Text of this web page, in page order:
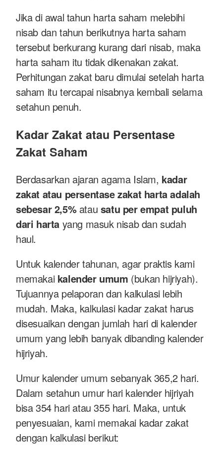
Jika di awal tahun harta saham melebihi
nisab dan tahun berikutnya harta saham
tersebut berkurang kurang dari nisab, maka
harta saham itu tidak dikenakan zakat.
Perhitungan zakat baru dimulai setelah harta
saham itu tercapai nisabnya kembali selama
setahun penuh.
Kadar Zakat atau Persentase
Zakat Saham
Berdasarkan ajaran agama Islam, kadar
zakat atau persentase zakat harta adalah
sebesar 2,5%atau satu per empat puluh
dari harta yang masuk nisab dan sudah
haul.
Untuk kalender tahunan, agar praktis kami
memakai kalender umum (bukan hijriyah).
Tujuannya pelaporan dan kalkulasi lebih
mudah. Maka, kalkulasi kadar zakat harus
disesuaikan dengan jumlah hari di kalender
umum yang lebih banyak dibanding kalender
hijriyah.
Umur kalender umum sebanyak 365,2 hari.
Dalam setahun umur hari kalender hijriyah
bisa 354 hari atau 355 hari. Maka, untuk
penyesuaian, kami memakai kadar zakat
dengan kalkulasi berikut: